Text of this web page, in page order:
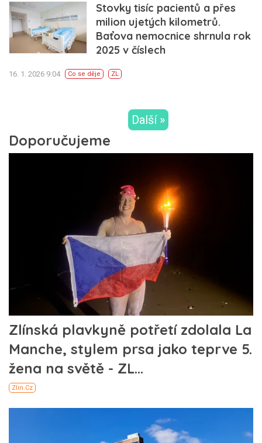
Stovky tisíc pacientů a přes
milion ujetých kilometrů.
Baťova nemocnice shrnula rok
2025 v číslech
16. 1. 2026 9:04 Co se děje ZL
Další »